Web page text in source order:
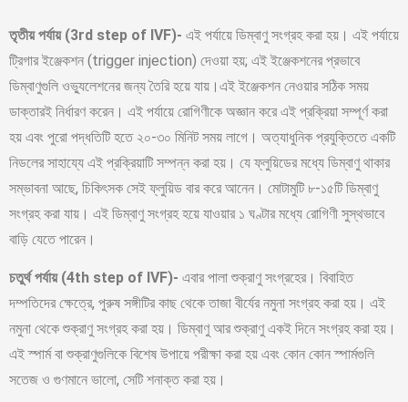
তৃতীয় পর্যায় (3rd step of IVF)- এই পর্যায়ে ডিম্বাণু সংগ্রহ করা হয়। এই পর্যায়ে
ট্রিগার ইঞ্জেকশন (trigger injection) দেওয়া হয়; এই ইঞ্জেকশনের প্রভাবে
ডিম্বাণুগুলি ওভ্যুলেশনের জন্য তৈরি হয়ে যায়।এই ইঞ্জেকশন নেওয়ার সঠিক সময়
ডাক্তারই নির্ধারণ করেন। এই পর্যায়ে রোগিণীকে অজ্ঞান করে এই প্রক্রিয়া সম্পূর্ণ করা
হয় এবং পুরো পদ্ধতিটি হতে ২০-৩০ মিনিট সময় লাগে। অত্যাধুনিক প্রযুক্তিতে একটি
নিডলের সাহায্যে এই প্রক্রিয়াটি সম্পন্ন করা হয়। যে ফ্লুয়িডের মধ্যে ডিম্বাণু থাকার
সম্ভাবনা আছে, চিকিৎসক সেই ফ্লুয়িড বার করে আনেন। মোটামুটি ৮-১৫টি ডিম্বাণু
সংগ্রহ করা যায়। এই ডিম্বাণু সংগ্রহ হয়ে যাওয়ার ১ ঘণ্টার মধ্যে রোগিণী সুস্থভাবে
বাড়ি যেতে পারেন।
চতুর্থ পর্যায় (4th step of IVF)- এবার পালা শুক্রাণু সংগ্রহের। বিবাহিত
দম্পতিদের ক্ষেত্রে, পুরুষ সঙ্গীটির কাছ থেকে তাজা বীর্যের নমুনা সংগ্রহ করা হয়। এই
নমুনা থেকে শুক্রাণু সংগ্রহ করা হয়। ডিম্বাণু আর শুক্রাণু একই দিনে সংগ্রহ করা হয়।
এই স্পার্ম বা শুক্রাণুগুলিকে বিশেষ উপায়ে পরীক্ষা করা হয় এবং কোন কোন স্পার্মগুলি
সতেজ ও গুণমানে ভালো, সেটি শনাক্ত করা হয়।